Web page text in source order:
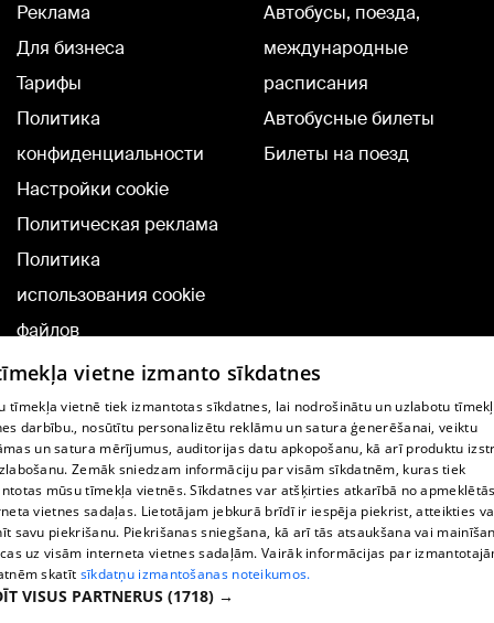
Реклама
Для бизнеса
Тарифы
Политика
конфиденциальности
Настройки cookie
Политическая реклама
Политика
использования cookie
файлов
Добавление
комментариев
Автобусы, поезда,
международные
расписания
Автобусные билеты
Билеты на поезд
TВ-программа
Условия договора
360 Ziņu kontakti
Helio Media
Служба помощи портала: э-почта -
vietne izmanto sīkdatnes
tīmekļa vietnē tiek izmantotas sīkdatnes, lai nodrošinātu un uzlabotu
darbību., nosūtītu personalizētu reklāmu un satura ģenerēšanai, veiktu
un satura mērījumus, auditorijas datu apkopošanu, kā arī produktu
Zemāk sniedzam informāciju par visām sīkdatnēm, kuras tiek
mūsu tīmekļa vietnēs. Sīkdatnes var atšķirties atkarībā no
vietnes sadaļas. Lietotājam jebkurā brīdī ir iespēja piekrist, atteikties
savu piekrišanu. Piekrišanas sniegšana, kā arī tās atsaukšana vai
uz visām interneta vietnes sadaļām. Vairāk informācijas par
skatīt sīkdatņu izmantošanas noteikumos.
VISUS PARTNERUS (1718) →